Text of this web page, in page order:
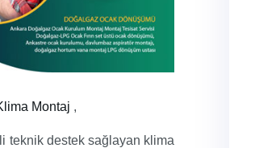
Montaj ,
teknik destek sağlayan klima